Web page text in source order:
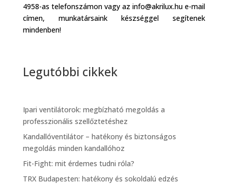
4958-as telefonszámon vagy az info@akrilux.hu e-mail
címen, munkatársaink készséggel segítenek
mindenben!
Legutóbbi cikkek
Ipari ventilátorok: megbízható megoldás a
professzionális szellőztetéshez
Kandallóventilátor – hatékony és biztonságos
megoldás minden kandallóhoz
Fit-Fight: mit érdemes tudni róla?
TRX Budapesten: hatékony és sokoldalú edzés